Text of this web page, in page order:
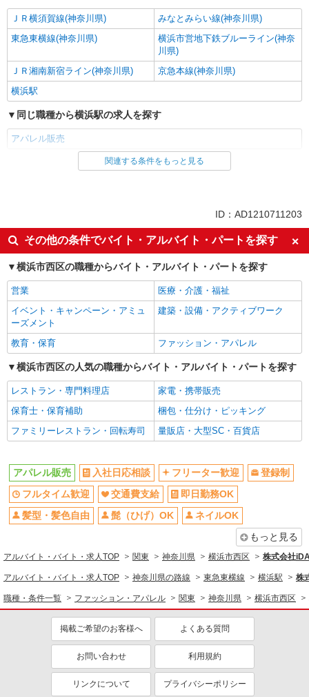
ＪＲ横須賀線(神奈川県)
みなとみらい線(神奈川県)
東急東横線(神奈川県)
横浜市営地下鉄ブルーライン(神奈
川県)
ＪＲ湘南新宿ライン(神奈川県)
京急本線(神奈川県)
横浜駅
同じ職種から横浜駅の求人を探す
アパレル販売
同じ雇用形態から横浜駅の求人を探す
入社日応相談
フリーター歓迎
登録制
フルタイム歓迎
交通費支給
即日勤務OK
髪型・髪色自由
髭（ひげ）OK
ネイルOK
ピアスOK
制服貸与
履歴書不要
未経験歓迎
経験者・有資格者歓迎
新卒・第二新卒歓迎
主婦・主夫歓迎
学歴不問
国籍不問（jobs in japan）
英語が活かせる
語学力を活かせる（英語以外）
10時～勤務OK
時間や曜日が選べる・シフト自由
産休・育休取得実績あり
駅直結・駅チカ
転勤なし
社会保険あり
高収入・高額
ファッション・アパレル
アパレル販売
同じ特徴から求人を探す
未経験歓迎
週2～3日勤務OK
産休・育休取得実績あり
社会保険あり
関連する条件をもっと見る
ID：AD1210711203
その他の条件でバイト・アルバイト・パートを探す
横浜市西区の職種からバイト・アルバイト・パートを探す
営業
医療・介護・福祉
イベント・キャンペーン・アミュ
ーズメント
建築・設備・アクティブワーク
教育・保育 ファッション・アパレル
横浜市西区の人気の職種からバイト・アルバイト・パートを探す
レストラン・専門料理店
家電・携帯販売
保育士・保育補助
梱包・仕分け・ピッキング
ファミリーレストラン・回転寿司
量販店・大型SC・百貨店
アパレル販売 入社日応相談 フリーター歓迎
登録制
フルタイム歓迎
交通費支給
即日勤務OK
髪型・髪色自由
髭（ひげ）OK
ネイルOK
もっと見る
アルバイト・バイト・求人TOP 関東 神奈川県 横浜市西区 株式会社
アルバイト・バイト・求人TOP 神奈川県の路線 東急東横線 横浜駅 株
職種・条件一覧 ファッション・アパレル 関東 神奈川県 横浜市西区
掲載ご希望のお客様へ よくある質問
お問い合わせ 利用規約
リンクについて プライバシーポリシー